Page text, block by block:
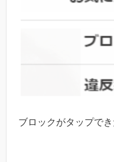
ブロックがタップで